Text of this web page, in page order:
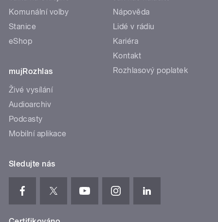
Komunální volby
Stanice
eShop
mujRozhlas
Živé vysílání
Audioarchiv
Podcasty
Mobilní aplikace
Nápověda
Lidé v rádiu
Kariéra
Kontakt
Rozhlasový poplatek
Sledujte nás